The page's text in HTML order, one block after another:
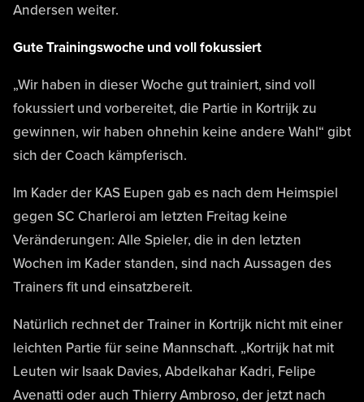
Andersen weiter.
Gute Trainingswoche und voll fokussiert
„Wir haben in dieser Woche gut trainiert, sind voll
fokussiert und vorbereitet, die Partie in Kortrijk zu
gewinnen, wir haben ohnehin keine andere Wahl“ gibt
sich der Coach kämpferisch.
Im Kader der KAS Eupen gab es nach dem Heimspiel
gegen SC Charleroi am letzten Freitag keine
Veränderungen: Alle Spieler, die in den letzten
Wochen im Kader standen, sind nach Aussagen des
Trainers fit und einsatzbereit.
Natürlich rechnet der Trainer in Kortrijk nicht mit einer
leichten Partie für seine Mannschaft. „Kortrijk hat mit
Leuten wir Isaak Davies, Abdelkahar Kadri, Felipe
Avenatti oder auch Thierry Ambroso, der jetzt nach